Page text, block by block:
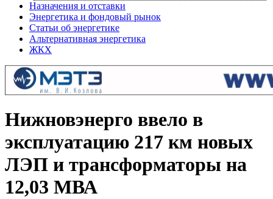
Назначения и отставки
Энергетика и фондовый рынок
Статьи об энергетике
Альтернативная энергетика
ЖКХ
Нижновэнерго ввело в
эксплуатацию 217 км новых
ЛЭП и трансформаторы на
12,03 МВА